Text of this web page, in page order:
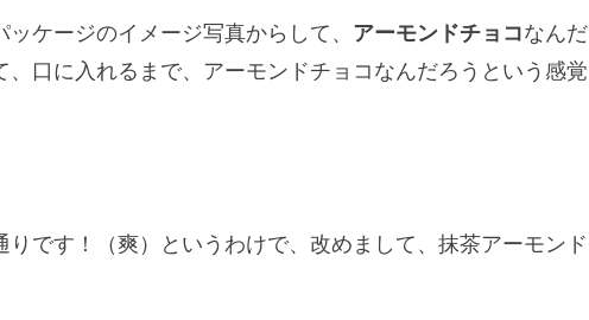
ケージのイメージ写真からして、 アーモンドチョコなんだ
口に入れるまで、アーモンドチョコなんだろうという感覚
です！（爽）というわけで、改めまして、抹茶アーモンド